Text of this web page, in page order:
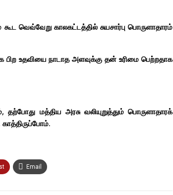
வெவ்வேறு காலகட்டத்தில் சுயசார்பு பொருளாதாரம்
பிற உதவியை நாடாத அளவுக்கு தன் உரிமை பெற்றதாக
மத்திய அரசு வலியுறுத்தும் பொருளாதாரக்
Email